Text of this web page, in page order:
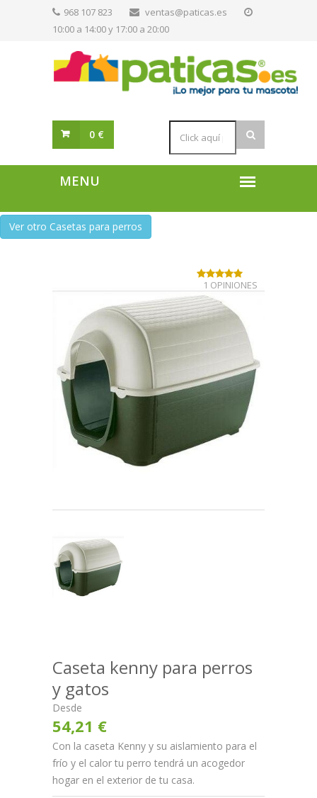
968 107 823
ventas@paticas.es
10:00 a 14:00 y 17:00 a 20:00
0 €
Ver otro Casetas para perros
Caseta kenny para perros
y gatos
Desde
54,21 €
1 OPINIONES
Con la caseta Kenny y su aislamiento para el
frío y el calor tu perro tendrá un acogedor
hogar en el exterior de tu casa.